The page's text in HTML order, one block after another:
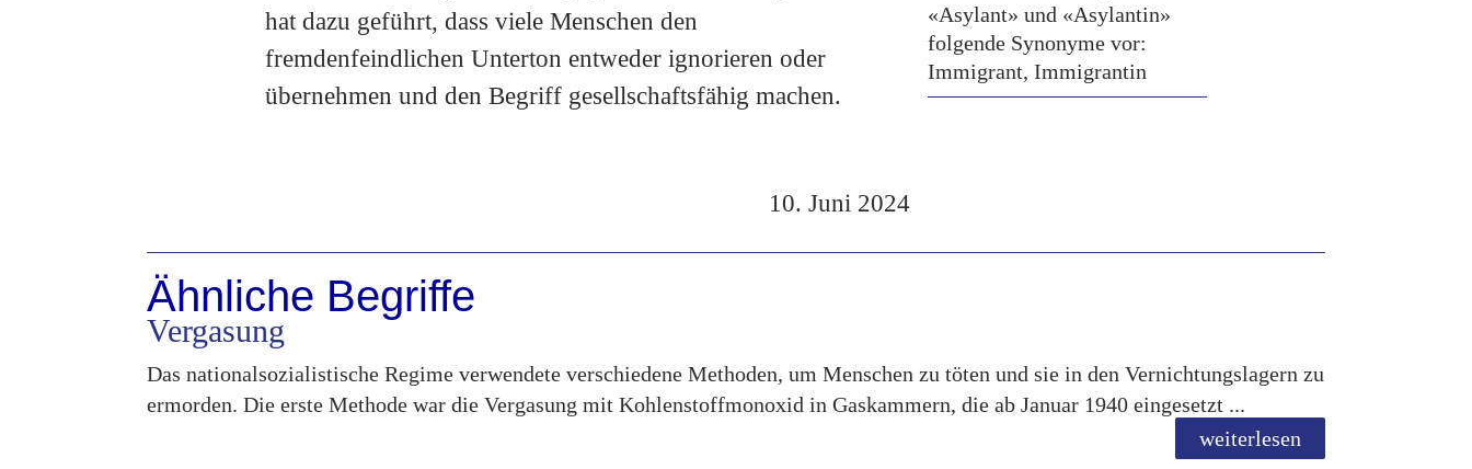
hat dazu geführt, dass viele Menschen den
fremdenfeindlichen Unterton entweder ignorieren oder
übernehmen und den Begriff gesellschaftsfähig machen.
«Asylant» und «Asylantin»
folgende Synonyme vor:
Immigrant, Immigrantin
10. Juni 2024
Ähnliche Begriffe
Vergasung
Das nationalsozialistische Regime verwendete verschiedene Methoden, um Menschen zu töten und sie in den Vernichtungslagern zu
ermorden. Die erste Methode war die Vergasung mit Kohlenstoffmonoxid in Gaskammern, die ab Januar 1940 eingesetzt ...
weiterlesen